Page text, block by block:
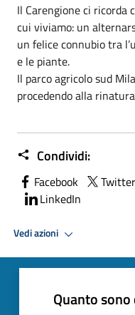
Il Carengione ci ricorda
cui viviamo: un
un felice connubio tra
e le piante.
Il parco agricolo sud
procedendo alla
Condividi:
Facebook Twitter
LinkedIn
Vedi azioni
Quanto